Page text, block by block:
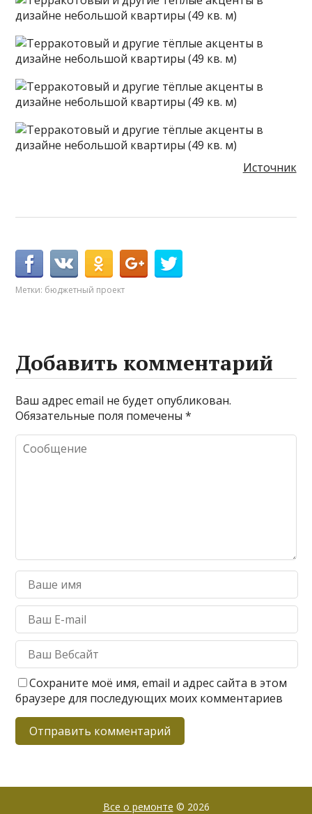
Источник
Метки: бюджетный проект
Добавить комментарий
Ваш адрес email не будет опубликован.
Обязательные поля помечены*
Сохраните моё имя, email и адрес сайта в этом
браузере для последующих моих комментариев
Все о ремонте © 2026